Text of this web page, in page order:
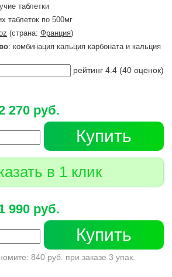
таблетки
таблеток по 500мг
(страна: Франция)
: комбинация кальция карбоната и кальция
рейтинг 4.4 (40 оценок)
270 руб.
Купить
в 1 клик
990 руб.
Купить
840 руб. при заказе 3 упак.